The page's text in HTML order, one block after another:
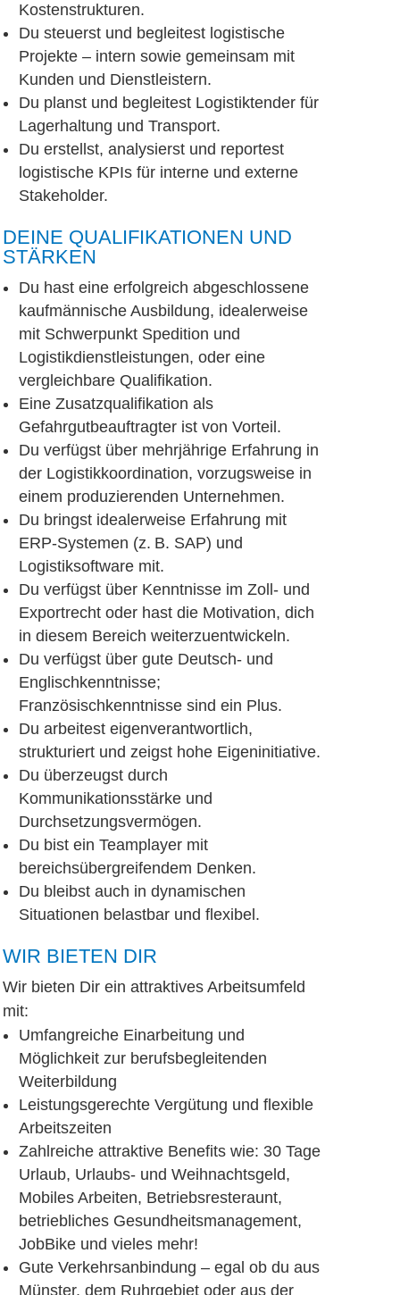
Kostenstrukturen.
Du steuerst und begleitest logistische
Projekte – intern sowie gemeinsam mit
Kunden und Dienstleistern.
Du planst und begleitest Logistiktender für
Lagerhaltung und Transport.
Du erstellst, analysierst und reportest
logistische KPIs für interne und externe
Stakeholder.
DEINE QUALIFIKATIONEN UND
STÄRKEN
Du hast eine erfolgreich abgeschlossene
kaufmännische Ausbildung, idealerweise
mit Schwerpunkt Spedition und
Logistikdienstleistungen, oder eine
vergleichbare Qualifikation.
Eine Zusatzqualifikation als
Gefahrgutbeauftragter ist von Vorteil.
Du verfügst über mehrjährige Erfahrung in
der Logistikkoordination, vorzugsweise in
einem produzierenden Unternehmen.
Du bringst idealerweise Erfahrung mit
ERP-Systemen (z. B. SAP) und
Logistiksoftware mit.
Du verfügst über Kenntnisse im Zoll- und
Exportrecht oder hast die Motivation, dich
in diesem Bereich weiterzuentwickeln.
Du verfügst über gute Deutsch- und
Englischkenntnisse;
Französischkenntnisse sind ein Plus.
Du arbeitest eigenverantwortlich,
strukturiert und zeigst hohe Eigeninitiative.
Du überzeugst durch
Kommunikationsstärke und
Durchsetzungsvermögen.
Du bist ein Teamplayer mit
bereichsübergreifendem Denken.
Du bleibst auch in dynamischen
Situationen belastbar und flexibel.
WIR BIETEN DIR
Wir bieten Dir ein attraktives Arbeitsumfeld
mit:
Umfangreiche Einarbeitung und
Möglichkeit zur berufsbegleitenden
Weiterbildung
Leistungsgerechte Vergütung und flexible
Arbeitszeiten
Zahlreiche attraktive Benefits wie: 30 Tage
Urlaub, Urlaubs- und Weihnachtsgeld,
Mobiles Arbeiten, Betriebsresteraunt,
betriebliches Gesundheitsmanagement,
JobBike und vieles mehr!
Gute Verkehrsanbindung – egal ob du aus
Münster, dem Ruhrgebiet oder aus der